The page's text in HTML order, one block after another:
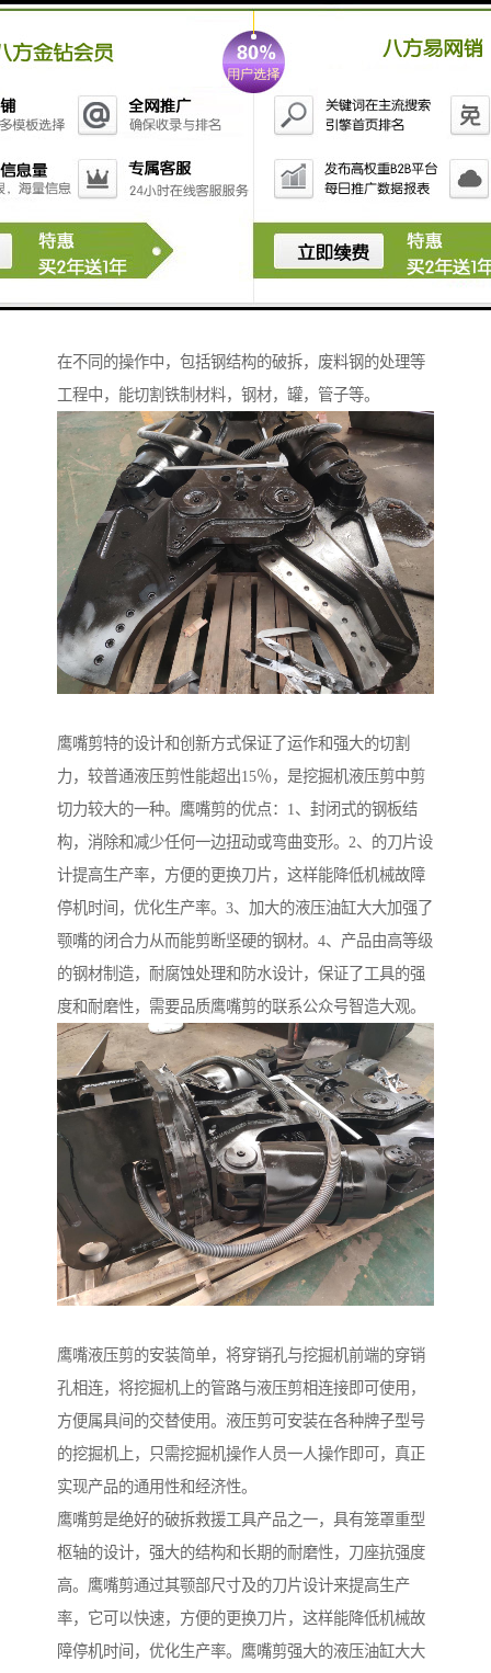
鹰嘴剪是绝好的破拆救援工具产品之一，具有笼罩重型
枢轴的设计，强大的结构和长期的耐磨性，刀座抗强度
高。鹰嘴剪通过其颚部尺寸及的刀片设计来提高生产
率，它可以快速，方便的更换刀片，这样能降低机械故
障停机时间，优化生产率。鹰嘴剪强大的液压油缸大大
加强了颚嘴的闭合力，从而能剪断较硬的钢材，需要品
质鹰嘴剪的联系公众号智造大观。鹰嘴剪安装于挖掘机
在不同的操作中，包括钢结构的破拆，废料钢的处理等
工程中，能切割铁制材料，钢材，罐，管子等。
鹰嘴剪特的设计和创新方式保证了运作和强大的切割
力，较普通液压剪性能超出15％，是挖掘机液压剪中剪
切力较大的一种。鹰嘴剪的优点：1、封闭式的钢板结
构，消除和减少任何一边扭动或弯曲变形。2、的刀片设
计提高生产率，方便的更换刀片，这样能降低机械故障
停机时间，优化生产率。3、加大的液压油缸大大加强了
颚嘴的闭合力从而能剪断坚硬的钢材。4、产品由高等级
的钢材制造，耐腐蚀处理和防水设计，保证了工具的强
度和耐磨性，需要品质鹰嘴剪的联系公众号智造大观。
鹰嘴液压剪的安装简单，将穿销孔与挖掘机前端的穿销
孔相连，将挖掘机上的管路与液压剪相连接即可使用，
方便属具间的交替使用。液压剪可安装在各种牌子型号
的挖掘机上，只需挖掘机操作人员一人操作即可，真正
实现产品的通用性和经济性。
鹰嘴剪是绝好的破拆救援工具产品之一，具有笼罩重型
枢轴的设计，强大的结构和长期的耐磨性，刀座抗强度
高。鹰嘴剪通过其颚部尺寸及的刀片设计来提高生产
率，它可以快速，方便的更换刀片，这样能降低机械故
障停机时间，优化生产率。鹰嘴剪强大的液压油缸大大